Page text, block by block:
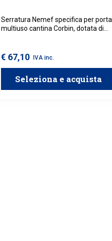
Serratura Nemef specifica per porta
multiuso cantina Corbin, dotata di
€ 67,10 IVA inc.
Seleziona e acquista